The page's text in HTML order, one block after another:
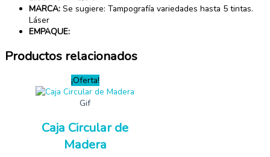
MARCA: Se sugiere: Tampografía variedades hasta 5 tintas.
Láser
EMPAQUE:
Productos relacionados
¡Oferta!
Gif
Caja Circular de
Madera